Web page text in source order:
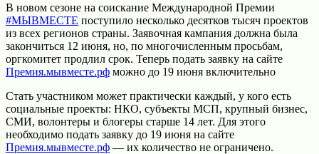
В новом сезоне на соискание Международной Премии
#МЫВМЕСТЕ поступило несколько десятков тысяч проектов
из всех регионов страны. Заявочная кампания должна была
закончиться 12 июня, но, по многочисленным просьбам,
оргкомитет продлил срок. Теперь подать заявку на сайте
Премия.мывместе.рф можно до 19 июня включительно
Стать участником может практически каждый, у кого есть
социальные проекты: НКО, субъекты МСП, крупный бизнес,
СМИ, волонтеры и блогеры старше 14 лет. Для этого
необходимо подать заявку до 19 июня на сайте
Премия.мывместе.рф — их количество не ограничено.